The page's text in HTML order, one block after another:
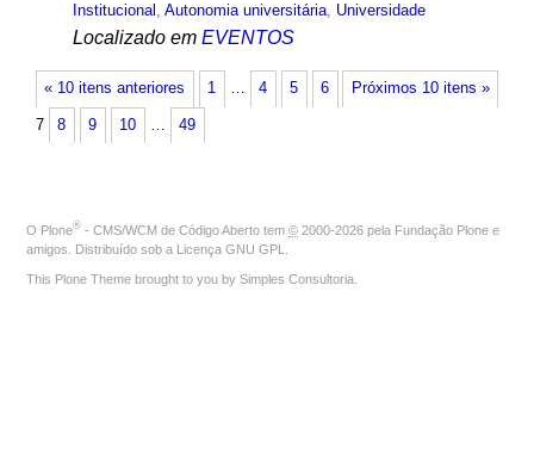
Institucional , Autonomia universitária, Universidade
Localizado em EVENTOS
« 10 itens anteriores Próximos 10 itens »
1 … 4 5 6
7 8 9 10 … 49
O Plone® - CMS/WCM de Código Aberto tem © 2000-2026 pela Fundação Plone e
amigos. Distribuído sob a Licença GNU GPL
This Plone Theme brought to you by Simples Consultoria